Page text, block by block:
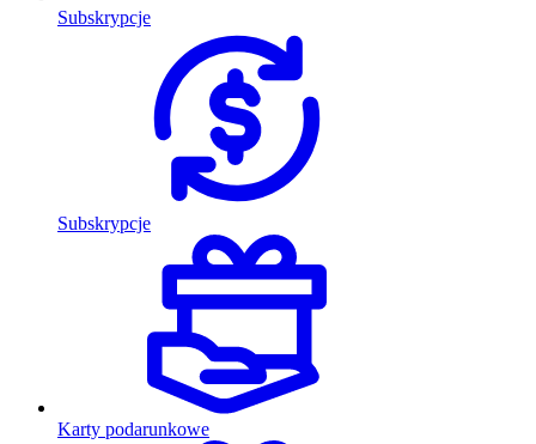
Subskrypcje
Subskrypcje
Karty podarunkowe